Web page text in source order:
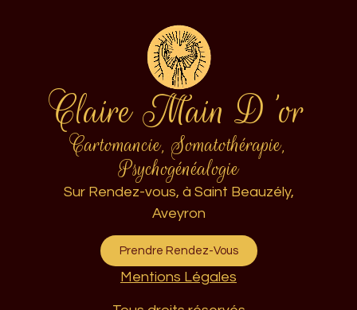
Claire Main D'or
Cartomancie, Somatothérapie,
Psychogénéalogie
Sur Rendez-vous, à Saint Beauzély,
Aveyron
Prendre Rendez-Vous
Mentions Légales